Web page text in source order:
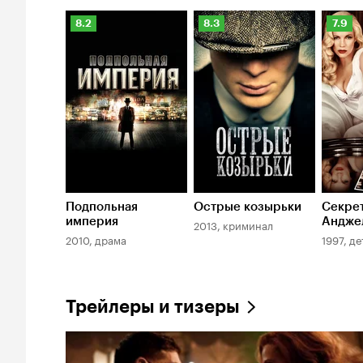
Рейтинг
8.2
8.2
Подпольная
империя
2010, драма
Рейтинг
Кинопоиска
8.3
8.3
Острые козырьки
2013, криминал
7.9
7.9
1997,
Трейлеры и тизеры